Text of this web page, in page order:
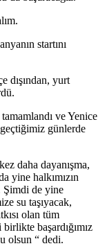
startını
dışından, yurt
ve Yenice
günlerde
daha dayanışma,
yine halkımızın
Şimdi de yine
su taşıyacak,
olan tüm
başardığımız
olsun “ dedi.